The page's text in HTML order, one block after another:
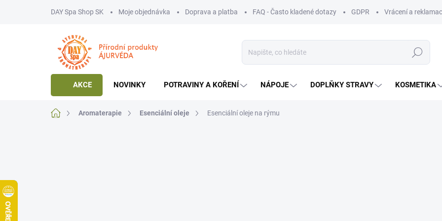
DAY Spa Shop SK Moje objednávka Doprava a platba FAQ - Často kladené dotazy GDPR Vrácení a
Hledat
AKCE NOVINKY POTRAVINY A KOŘENÍ NÁPOJE DOPLŇKY STRAVY KOSMETIKA
Domů Aromaterapie Esenciální oleje Esenciální oleje na rýmu